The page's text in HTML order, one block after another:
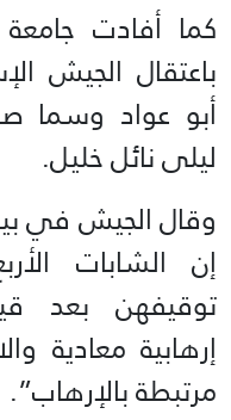
كما أفادت جامعة
باعتقال الجيش
أبو عواد وسما
ليلى نائل خليل.
وقال الجيش في
إن الشابات
توقيفهن بعد
إرهابية معادية
مرتبطة بالإرهاب”.